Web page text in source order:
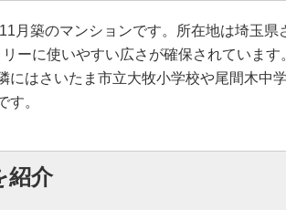
月築のマンションです。所在地は埼玉
ーに使いやすい広さが確保されていま
はさいたま市立大牧小学校や尾間木
。
紹介